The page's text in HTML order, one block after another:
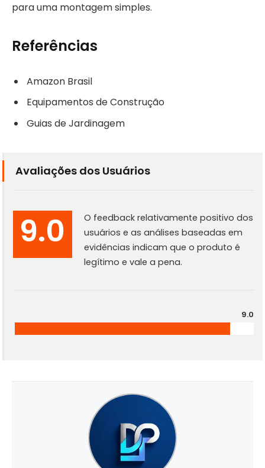
para uma montagem simples.
Referências
Amazon Brasil
Equipamentos de Construção
Guias de Jardinagem
Avaliações dos Usuários
9.0
O feedback relativamente positivo dos
usuários e as análises baseadas em
evidências indicam que o produto é
legítimo e vale a pena.
9.0